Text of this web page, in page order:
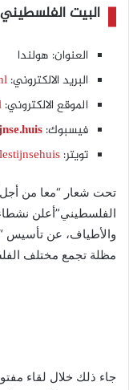
البيت
العنوان: هولندا
البريد الالكتروني:
الموقع الالكتروني:
فيسبوك:
تويتر:
تحت شعار “معا من أجل
الفلسطيني”أعلن
والأطياف، عن تأسيس
مظلة تجمع مختلف
جاء ذلك خلال لقاء